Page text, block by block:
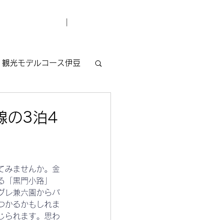
観光モデルコース伊豆
の3泊4
みませんか。金
黒門小路」
レ兼六園からバ
かるかもしれま
られます。思わ